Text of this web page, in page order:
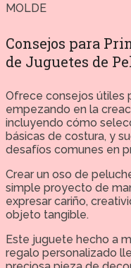
MOLDE
Consejos para
de Juguetes de
Ofrece consejos útiles
empezando en la
incluyendo cómo
básicas de costura, y
desafíos comunes en
Crear un oso de
simple proyecto de
expresar cariño,
objeto tangible.
Este juguete hecho a
regalo personalizado